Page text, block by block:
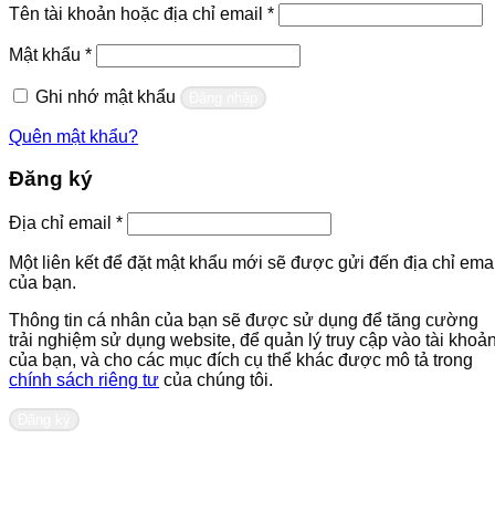
Tên tài khoản hoặc địa chỉ email *Bắt
buộc
Mật khẩu *Bắt
buộc
Ghi nhớ mật khẩu
Quên mật khẩu?
Đăng ký
Địa chỉ email *Bắt
buộc
Một liên kết để đặt mật khẩu mới sẽ được gửi đến địa chỉ
của bạn.
Thông tin cá nhân của bạn sẽ được sử dụng để tăng cường
trải nghiệm sử dụng website, để quản lý truy cập vào tài
của bạn, và cho các mục đích cụ thể khác được mô tả trong
chính sách riêng tư của chúng tôi.